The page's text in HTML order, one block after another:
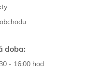
doba:
- 16:00 hod